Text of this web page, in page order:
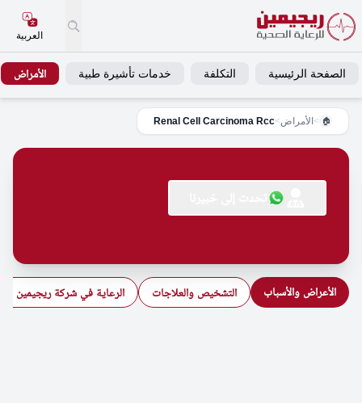
العربية
الصفحة الرئيسية التكلفة خدمات تأشيرة طبية الأمراض
🏠
> الأمراض>
Renal Cell Carcinoma Rcc
الأعراض والأسباب التشخيص والعلاجات الرعاية في شركة ريجيمين